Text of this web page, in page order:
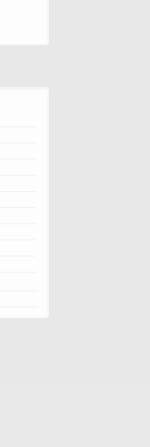
átjátszók